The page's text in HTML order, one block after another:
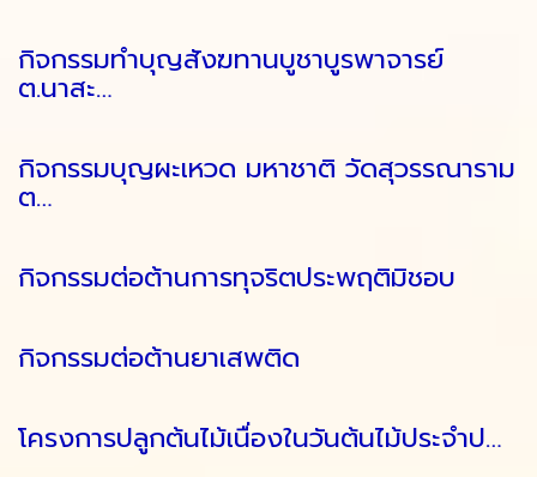
กิจกรรมทำบุญสังฆทานบูชาบูรพาจารย์
ต.นาสะ…
กิจกรรมบุญผะเหวด มหาชาติ วัดสุวรรณาราม
ต…
กิจกรรมต่อต้านการทุจริตประพฤติมิชอบ
กิจกรรมต่อต้านยาเสพติด
โครงการปลูกต้นไม้เนื่องในวันต้นไม้ประจำป…